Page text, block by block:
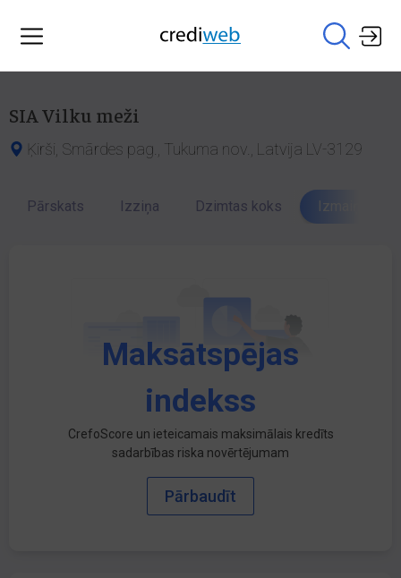
SIA Vilku meži
Ķirši, Smārdes pag., Tukuma nov., Latvija LV-3129
Pārskats Izziņa Dzimtas koks Izmaiņu
Maksātspējas
indekss
CrefoScore un ieteicamais maksimālais kredīts
sadarbības riska novērtējumam
Pārbaudīt